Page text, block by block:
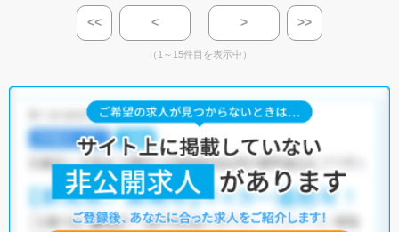
<< < > >>
（1～15件目を表示中）